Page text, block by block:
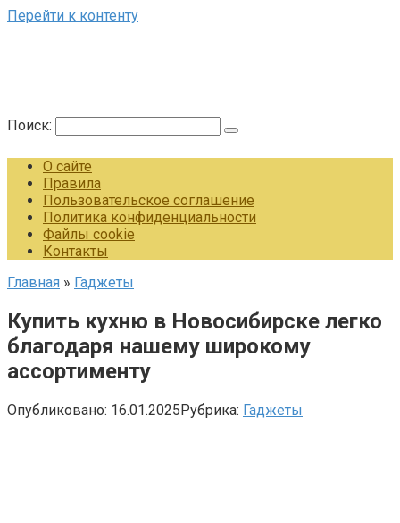
Перейти к контенту
Поиск:
О сайте
Правила
Пользовательское соглашение
Политика конфиденциальности
Файлы cookie
Контакты
Главная » Гаджеты
Купить кухню в Новосибирске легко
благодаря нашему широкому
ассортименту
Опубликовано: 16.01.2025Рубрика: Гаджеты